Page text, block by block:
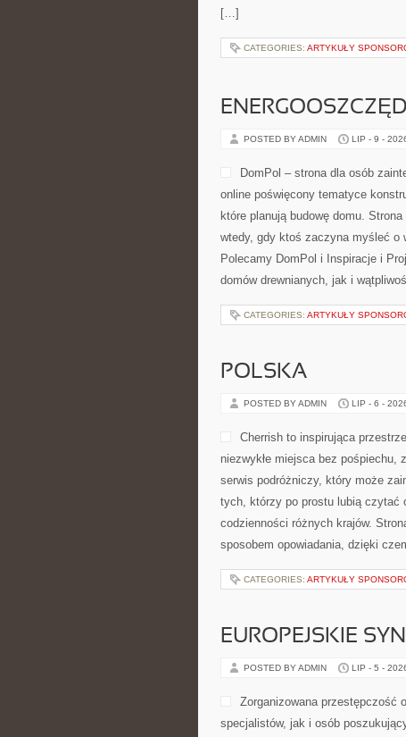
[…]
CATEGORIES: ARTYKUŁY
POSTED BY ADMIN LIP - 9 -
DomPol – strona dla osób
online poświęcony tematyce
które planują budowę domu.
wtedy, gdy ktoś zaczyna myśleć o
Polecamy DomPol i Inspiracje i
domów drewnianych, jak i
CATEGORIES: ARTYKUŁY
POLSKA
POSTED BY ADMIN LIP - 6 -
Cherrish to inspirująca
niezwykłe miejsca bez pośpiechu,
serwis podróżniczy, który może
tych, którzy po prostu lubią czytać
codzienności różnych krajów.
sposobem opowiadania, dzięki
CATEGORIES: ARTYKUŁY
EUROPEJSKIE
POSTED BY ADMIN LIP - 5 -
Zorganizowana przestępczość
specjalistów, jak i osób